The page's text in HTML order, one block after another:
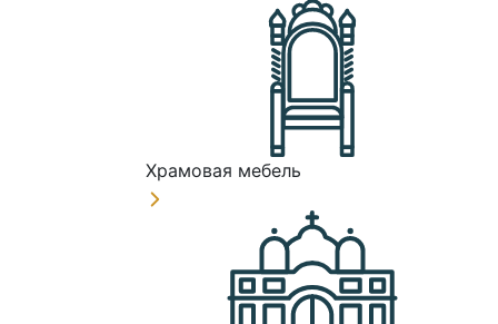
Храмовая мебель